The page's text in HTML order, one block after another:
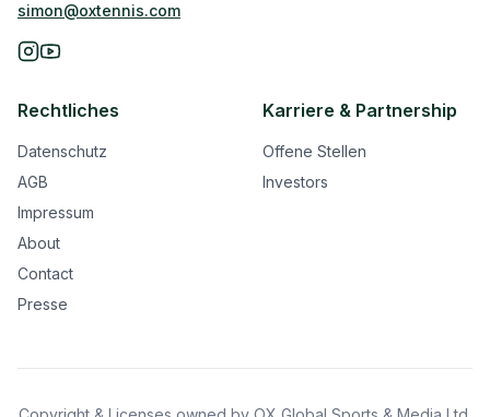
simon@oxtennis.com
Rechtliches
Datenschutz
AGB
Impressum
About
Contact
Presse
Karriere & Partnership
Offene Stellen
Investors